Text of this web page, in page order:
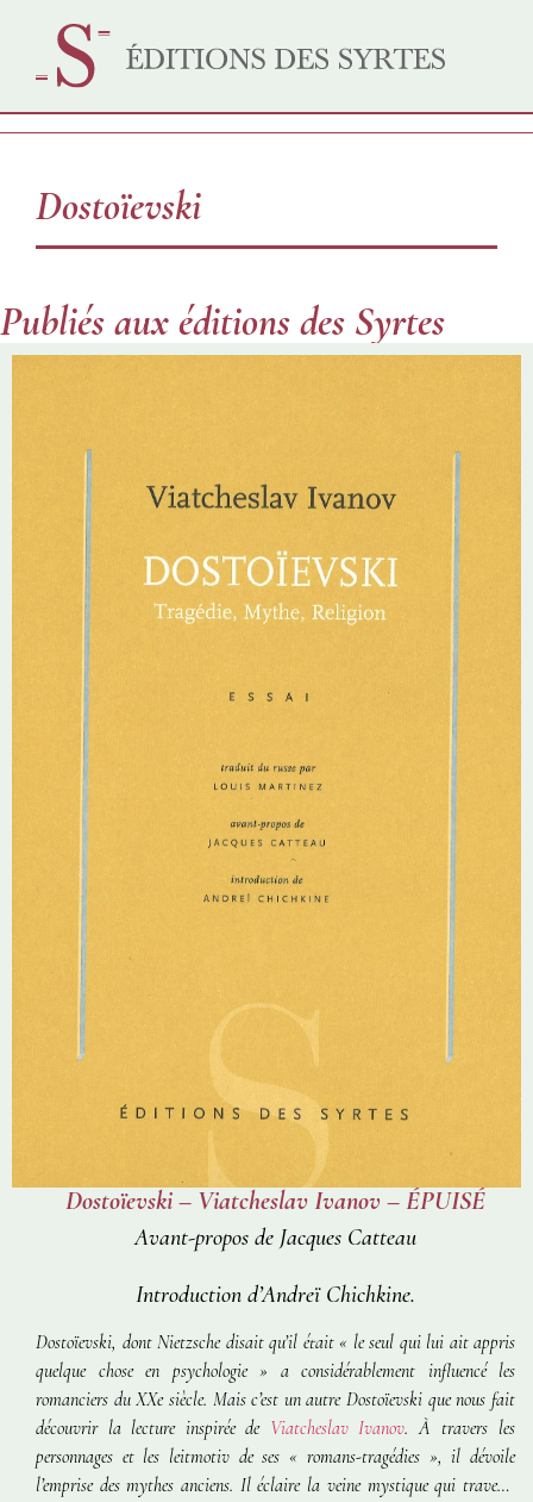
Dostoïevski
Publiés aux éditions des Syrtes
Dostoïevski – Viatcheslav Ivanov – ÉPUISÉ
Avant-propos de Jacques Catteau
Introduction d’Andreï Chichkine.
Dostoïevski, dont Nietzsche disait qu’il était « le seul qui lui ait appris
quelque chose en psychologie » a considérablement influencé les
romanciers du XXe siècle. Mais c’est un autre Dostoïevski que nous fait
découvrir la lecture inspirée de Viatcheslav Ivanov. À travers les
personnages et les leitmotiv de ses « romans-tragédies », il dévoile
l’emprise des mythes anciens. Il éclaire la veine mystique qui traverse